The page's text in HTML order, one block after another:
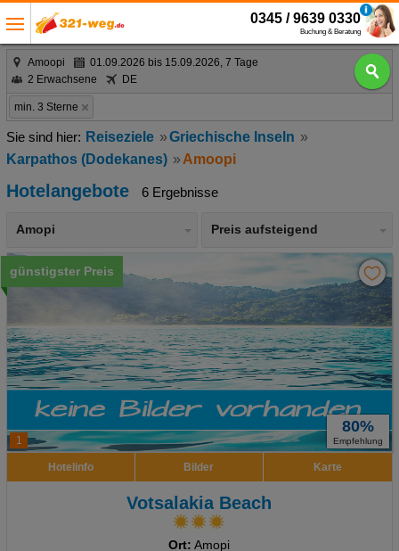
0345 / 9639 0330
Buchung & Beratung
Amoopi
01.09.2026 bis 15.09.2026, 7 Tage
2 Erwachsene
DE
min. 3 Sterne
Reiseziele
Griechische Inseln
Karpathos (Dodekanes)
Amoopi
Hotelangebote 6 Ergebnisse
Amopi Preis aufsteigend
1
günstigster Preis
80%
Empfehlung
Hotelinfo Bilder Karte
Votsalakia Beach
Ort: Amopi